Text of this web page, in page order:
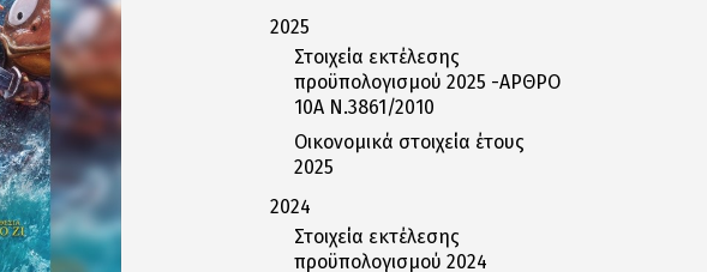
2025
Στοιχεία εκτέλεσης
προϋπολογισμού 2025 -ΑΡΘΡΟ
10Α Ν.3861/2010
Οικονομικά στοιχεία έτους
2025
2024
Στοιχεία εκτέλεσης
προϋπολογισμού 2024